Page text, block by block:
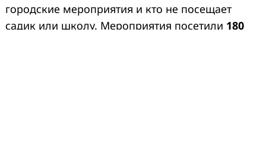
городские мероприятия и кто не посещает
садик или школу. Мероприятия посетили 180